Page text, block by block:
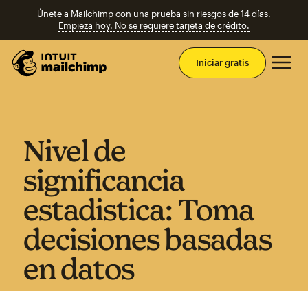
Únete a Mailchimp con una prueba sin riesgos de 14 días.
Empieza hoy. No se requiere tarjeta de crédito.
Iniciar gratis
Nivel de
significancia
estadistica: Toma
decisiones basadas
en datos